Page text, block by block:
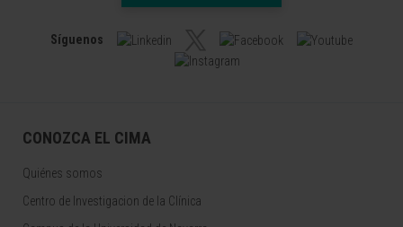
Síguenos
CONOZCA EL CIMA
Quiénes somos
Centro de Investigacion de la Clínica